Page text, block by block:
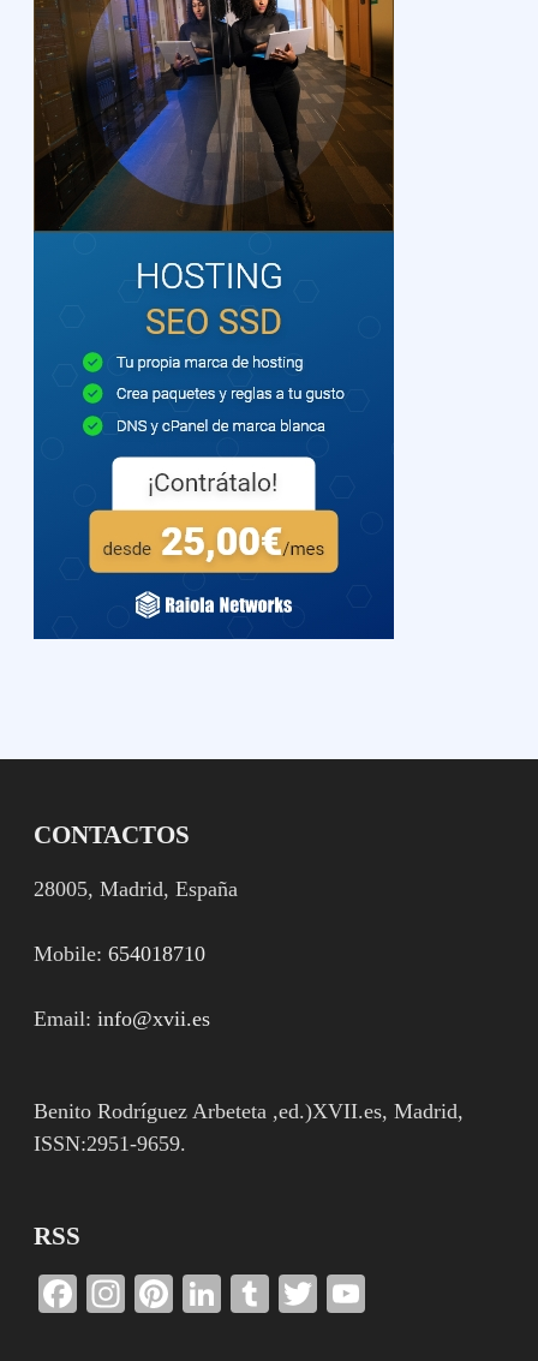
CONTACTOS
28005, Madrid, España
Mobile:654018710
Email:info@xvii.es
Benito Rodríguez Arbeteta ,ed.)XVII.es, Madrid,
ISSN:2951-9659.
RSS
Facebook
Instagram
Pinterest
LinkedIn
TumblrTwitter